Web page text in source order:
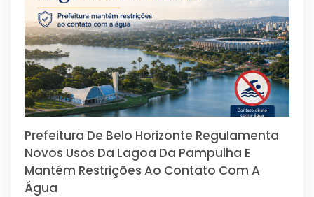
Prefeitura De Belo Horizonte Regulamenta
Novos Usos Da Lagoa Da Pampulha E
Mantém Restrições Ao Contato Com A
Água